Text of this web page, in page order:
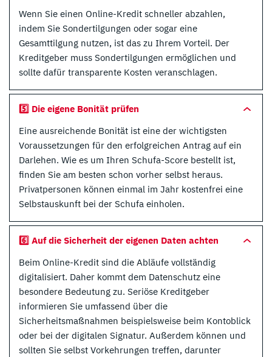
Wenn Sie einen Online-Kredit schneller abzahlen,
indem Sie Sondertilgungen oder sogar eine
Gesamttilgung nutzen, ist das zu Ihrem Vorteil. Der
Kreditgeber muss Sondertilgungen ermöglichen und
sollte dafür transparente Kosten veranschlagen.
5️⃣ Die eigene Bonität prüfen
Eine ausreichende Bonität ist eine der wichtigsten
Voraussetzungen für den erfolgreichen Antrag auf ein
Darlehen. Wie es um Ihren Schufa-Score bestellt ist,
finden Sie am besten schon vorher selbst heraus.
Privatpersonen können einmal im Jahr kostenfrei eine
Selbstauskunft bei der Schufa einholen.
6️⃣ Auf die Sicherheit der eigenen Daten achten
Beim Online-Kredit sind die Abläufe vollständig
digitalisiert. Daher kommt dem Datenschutz eine
besondere Bedeutung zu. Seriöse Kreditgeber
informieren Sie umfassend über die
Sicherheitsmaßnahmen beispielsweise beim Kontoblick
oder bei der digitalen Signatur. Außerdem können und
sollten Sie selbst Vorkehrungen treffen, darunter